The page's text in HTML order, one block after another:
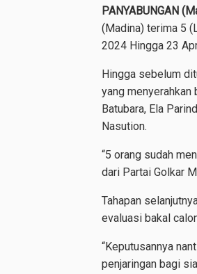
PANYABUNGAN
(Madina) terima 5
2024 Hingga 23
Hingga sebelum
yang menyerahkan
Batubara, Ela
Nasution.
“5 orang sudah
dari Partai Golkar
Tahapan
evaluasi bakal
“Keputusannya
penjaringan bagi